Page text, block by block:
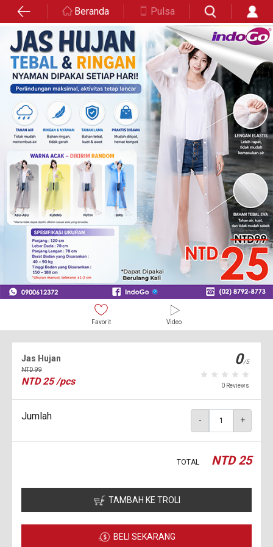
Beranda Pulsa
Favorit Video
Jas Hujan
NTD99
NTD25 /pcs
0/5
0 Reviews
Jumlah - +
TOTAL NTD25
TAMBAH KE TROLI
BELI SEKARANG